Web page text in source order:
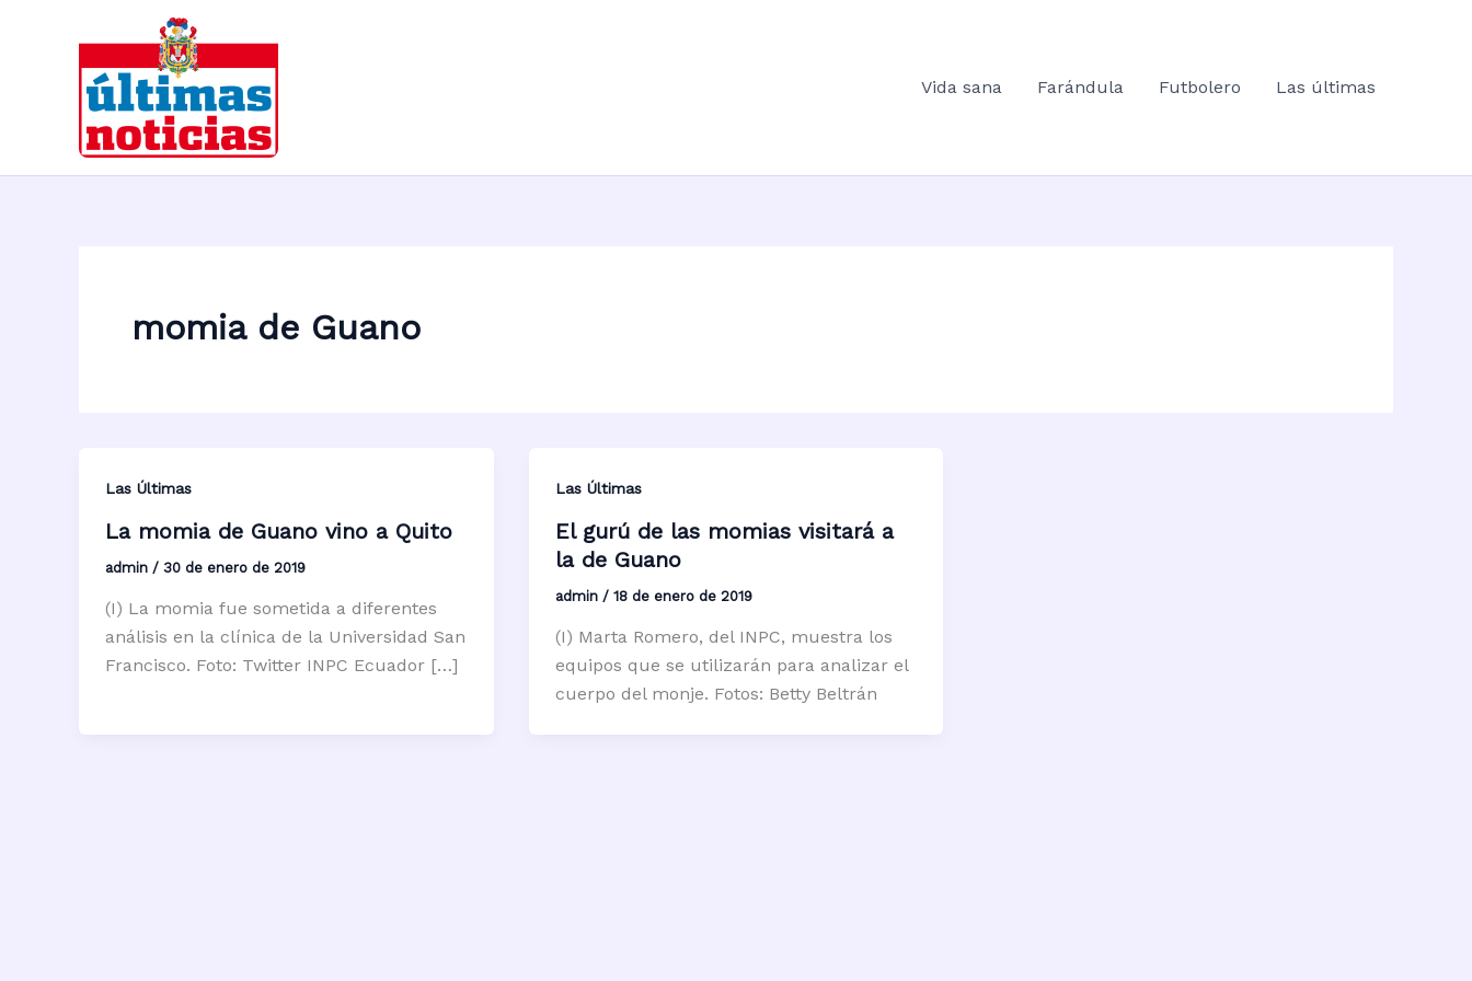
contenido
Vida sana
Farándula Futbolero Las últimas
momia de Guano
Las Últimas
La momia de Guano vino a Quito
admin / 30 de enero de 2019
(I) La momia fue sometida a diferentes
análisis en la clínica de la Universidad San
Francisco. Foto: Twitter INPC Ecuador […]
Las Últimas
El gurú de las momias visitará a
la de Guano
admin / 18 de enero de 2019
(I) Marta Romero, del INPC, muestra los
equipos que se utilizarán para analizar el
cuerpo del monje. Fotos: Betty Beltrán